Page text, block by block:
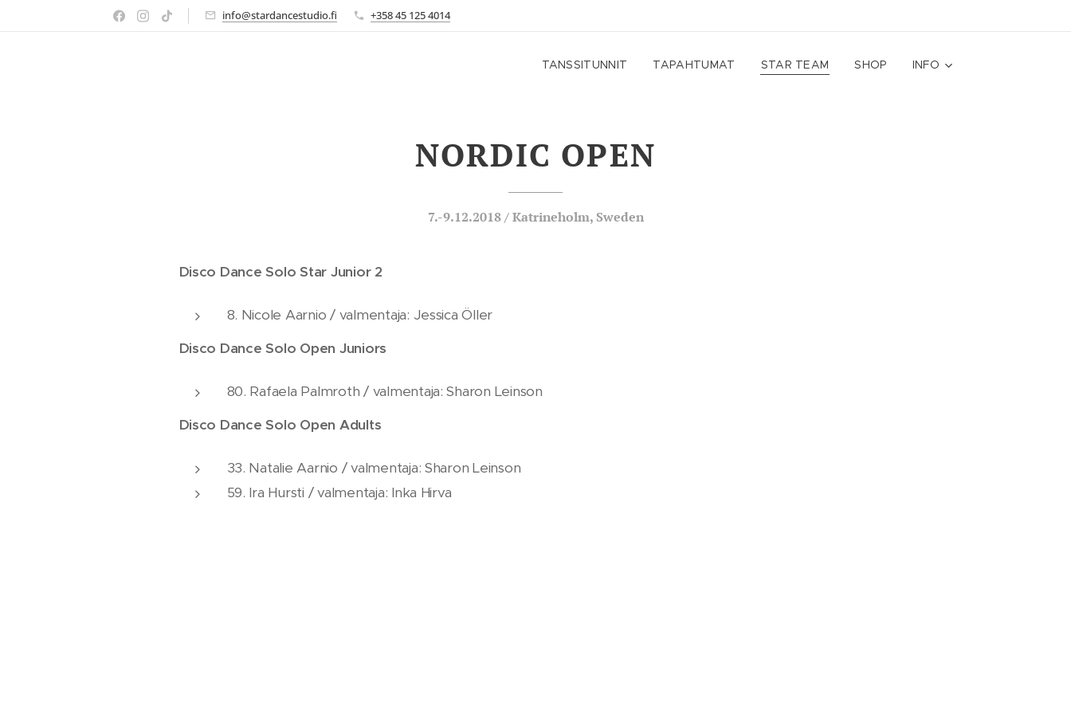
info@stardancestudio.fi +358 45 125 4014
TANSSITUNNIT TAPAHTUMAT STAR TEAM SHOP INFO
NORDIC OPEN
7.-9.12.2018 / Katrineholm, Sweden
Disco Dance Solo Star Junior 2
8. Nicole Aarnio / valmentaja: Jessica Öller
Disco Dance Solo Open Juniors
80. Rafaela Palmroth / valmentaja: Sharon Leinson
Disco Dance Solo Open Adults
33. Natalie Aarnio / valmentaja: Sharon Leinson
59. Ira Hursti / valmentaja: Inka Hirva